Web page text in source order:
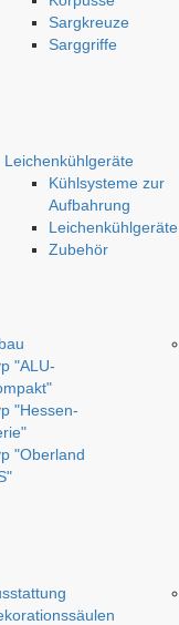
Sargkreuze
Sarggriffe
Leichenkühlgeräte
Kühlsysteme zur
Aufbahrung
Leichenkühlgeräte
Zubehör
"ALU-
"Hessen-
"Oberland